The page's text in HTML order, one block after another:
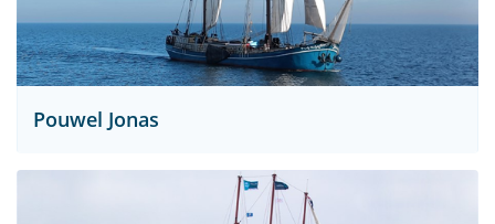
Pouwel Jonas